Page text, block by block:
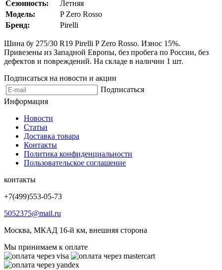
Сезонность:
Летняя
Модель:
P Zero Rosso
Бренд:
Pirelli
Шина бу 275/30 R19 Pirelli P Zero Rosso. Износ 15%.
Привезены из Западной Европы, без пробега по России, без
дефектов и повреждений. На складе в наличии 1 шт.
Подписаться на новости и акции
Подписаться
Информация
Новости
Статьи
Доставка товара
Контакты
Политика конфиденциальности
Пользовательское соглашение
контакты
+7(499)553-05-73
5052375@mail.ru
Москва, МКАД 16-й км, внешняя сторона
Мы принимаем к оплате